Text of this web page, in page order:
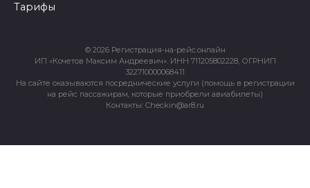
Тарифы
© 2026 Регистрация-на-рейс.онлайн
ИП «Кочетов Максим Андреевич». ИНН 711205802228, ОГРНИП
322710000068411
На сайте оказываются посреднические услуги (помощь в регистрации
на рейс пассажирам, которые приобрели авиабилеты)
Контакты: Checkin@ar8.ru